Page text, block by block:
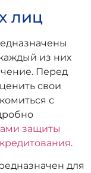
лиц
из них
Перед
свои
с
защиты
.
для